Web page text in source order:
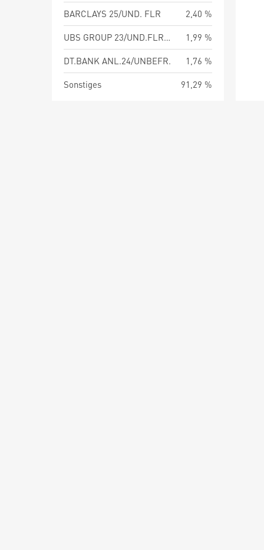
BARCLAYS 25/UND. FLR
2,40 %
UBS GROUP 23/UND.FLR REGS
1,99 %
DT.BANK ANL.24/UNBEFR.
1,76 %
Sonstiges
91,29 %